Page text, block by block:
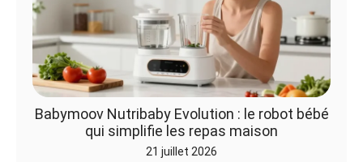
Babymoov Nutribaby Evolution : le robot bébé
qui simplifie les repas maison
21 juillet 2026